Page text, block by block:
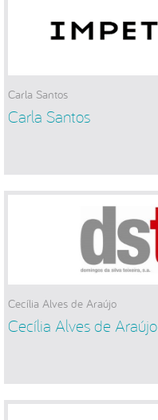
Carla Santos
Carla Santos
Cecília Alves de Araújo
Cecília Alves de Araújo